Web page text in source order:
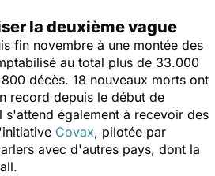
la deuxième vague
fin novembre à une montée des
au total plus de 33.000
décès. 18 nouveaux morts ont
record depuis le début de
s'attend également à recevoir des
Covax, pilotée par
avec d'autres pays, dont la